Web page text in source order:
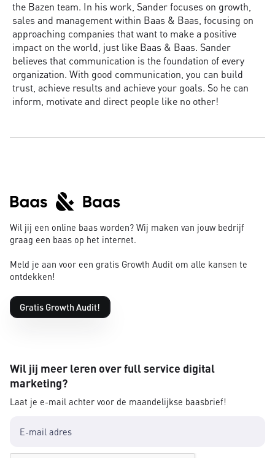
the Bazen team. In his work, Sander focuses on growth,
sales and management within Baas & Baas, focusing on
approaching companies that want to make a positive
impact on the world, just like Baas & Baas. Sander
believes that communication is the foundation of every
organization. With good communication, you can build
trust, achieve results and achieve your goals. So he can
inform, motivate and direct people like no other!
Wil jij een online baas worden? Wij maken van jouw bedrijf
graag een baas op het internet.
Meld je aan voor een gratis Growth Audit om alle kansen te
ontdekken!
Gratis Growth Audit!
Wil jij meer leren over full service digital
marketing?
Laat je e-mail achter voor de maandelijkse baasbrief!